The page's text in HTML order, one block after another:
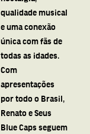
qualidade musical
e uma conexão
única com fãs de
todas as idades.
Com
apresentações
por todo o Brasil,
Renato e Seus
Blue Caps seguem